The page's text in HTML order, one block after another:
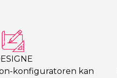
konfiguratoren kan